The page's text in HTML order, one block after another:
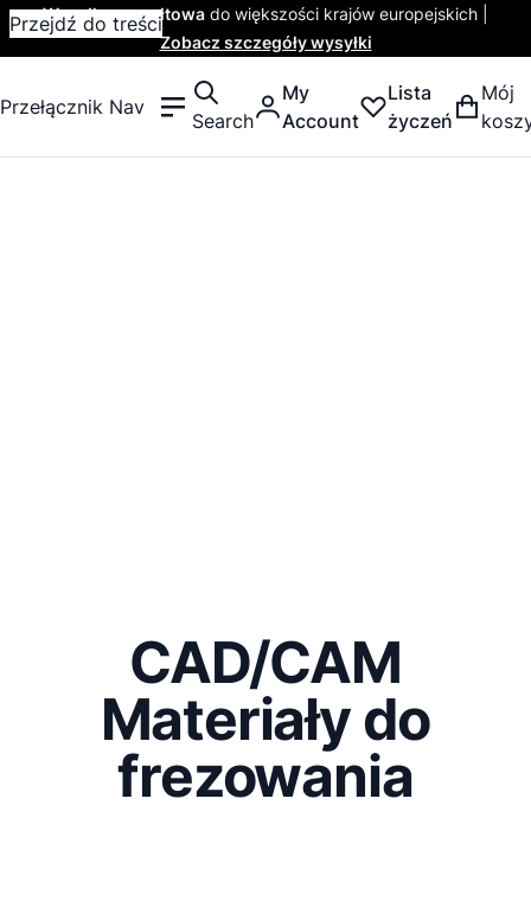
Przejdź do treści
Wysyłka ryczałtowa do większości krajów europejskich |
Zobacz szczegóły wysyłki
Przełącznik Nav
Search
My
Account
Lista
życzeń
Mój
CAD/CAM
Materiały do
frezowania